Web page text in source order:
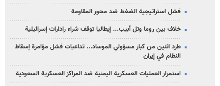
فشل استراتيجية الضغط ضد محور المقاومة
خلاف بين روما وتل أبيب... إيطاليا توقف شراء رادارات إسرائيلية
طرد اثنين من كبار مسؤولي الموساد... تداعيات فشل مؤامرة إسقاط
النظام في إيران
استمرار العمليات العسكرية اليمنية ضد المراكز العسكرية السعودية